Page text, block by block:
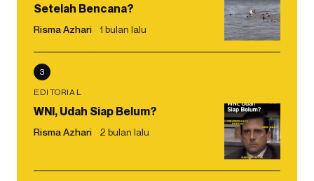
Setelah Bencana?
Risma Azhari 1 bulan lalu
3
EDITORIAL
WNI, Udah Siap Belum?
Risma Azhari 2 bulan lalu